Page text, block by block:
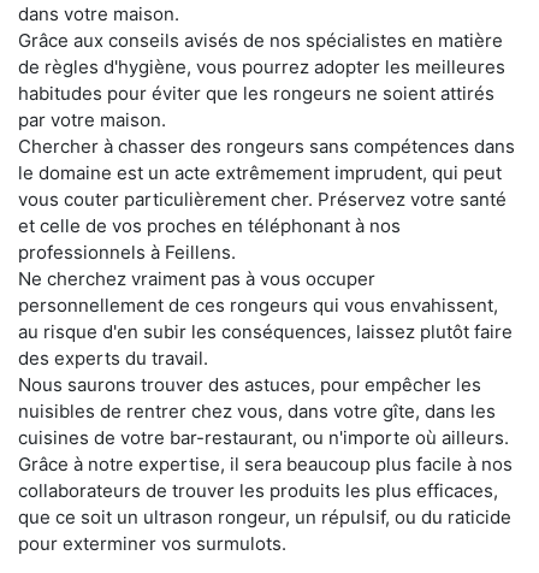
dans votre maison.
Grâce aux conseils avisés de nos spécialistes en matière
de règles d'hygiène, vous pourrez adopter les meilleures
habitudes pour éviter que les rongeurs ne soient attirés
par votre maison.
Chercher à chasser des rongeurs sans compétences dans
le domaine est un acte extrêmement imprudent, qui peut
vous couter particulièrement cher. Préservez votre santé
et celle de vos proches en téléphonant à nos
professionnels à Feillens.
Ne cherchez vraiment pas à vous occuper
personnellement de ces rongeurs qui vous envahissent,
au risque d'en subir les conséquences, laissez plutôt faire
des experts du travail.
Nous saurons trouver des astuces, pour empêcher les
nuisibles de rentrer chez vous, dans votre gîte, dans les
cuisines de votre bar-restaurant, ou n'importe où ailleurs.
Grâce à notre expertise, il sera beaucoup plus facile à nos
collaborateurs de trouver les produits les plus efficaces,
que ce soit un ultrason rongeur, un répulsif, ou du raticide
pour exterminer vos surmulots.